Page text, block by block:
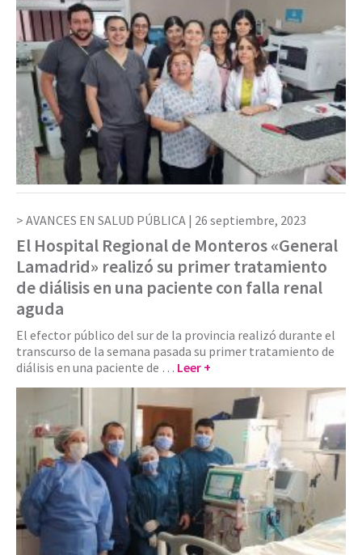
AVANCES EN SALUD PÚBLICA | 26 septiembre, 2023
El Hospital Regional de Monteros «General
Lamadrid» realizó su primer tratamiento
de diálisis en una paciente con falla renal
aguda
El efector público del sur de la provincia realizó durante el
transcurso de la semana pasada su primer tratamiento de
diálisis en una paciente de … Leer +